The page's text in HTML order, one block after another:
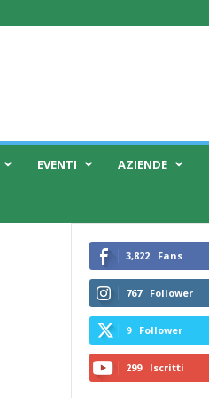
EVENTI AZIENDE
3,822 Fans
767 Follower
9 Follower
299 Iscritti